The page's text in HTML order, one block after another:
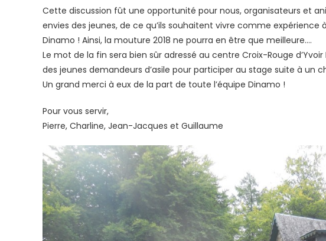
Cette discussion fût une opportunité pour nous, organisateurs et
envies des jeunes, de ce qu’ils souhaitent vivre comme expérience
Dinamo ! Ainsi, la mouture 2018 ne pourra en être que meilleure….
Le mot de la fin sera bien sûr adressé au centre Croix-Rouge
des jeunes demandeurs d’asile pour participer au stage suite à un
Un grand merci à eux de la part de toute l’équipe Dinamo !
Pour vous servir,
Pierre, Charline, Jean-Jacques et Guillaume